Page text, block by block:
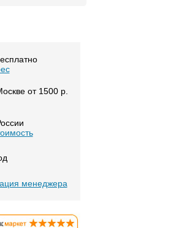
от 1500 р.
менеджера